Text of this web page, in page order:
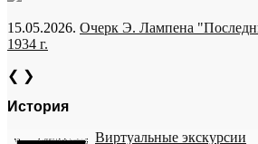
15.05.2026. Очерк Э. Лампена
1934 г.
❮ ❯
История
Виртуальные экскурсии